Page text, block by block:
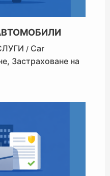
/ Car
, Застраховане на